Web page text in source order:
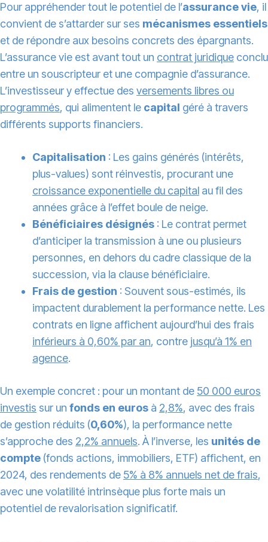
Pour appréhender tout le potentiel de l’assurance vie, il
convient de s’attarder sur ses mécanismes essentiels
et de répondre aux besoins concrets des épargnants.
L’assurance vie est avant tout un contrat juridique conclu
entre un souscripteur et une compagnie d’assurance.
L’investisseur y effectue des versements libres ou
programmés, qui alimentent le capital géré à travers
différents supports financiers.
Capitalisation : Les gains générés (intérêts,
plus-values) sont réinvestis, procurant une
croissance exponentielle du capital au fil des
années grâce à l’effet boule de neige.
Bénéficiaires désignés : Le contrat permet
d’anticiper la transmission à une ou plusieurs
personnes, en dehors du cadre classique de la
succession, via la clause bénéficiaire.
Frais de gestion : Souvent sous-estimés, ils
impactent durablement la performance nette. Les
contrats en ligne affichent aujourd’hui des frais
inférieurs à 0,60% par an, contre jusqu’à 1% en
agence.
Un exemple concret : pour un montant de 50 000 euros
investis sur un fonds en euros à 2,8%, avec des frais
de gestion réduits (0,60%), la performance nette
s’approche des 2,2% annuels. À l’inverse, les unités de
compte (fonds actions, immobiliers, ETF) affichent, en
2024, des rendements de 5% à 8% annuels net de frais,
avec une volatilité intrinsèque plus forte mais un
potentiel de revalorisation significatif.